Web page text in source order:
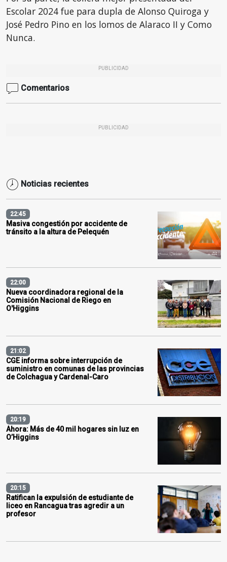
Escolar 2024 fue para dupla de Alonso Quiroga y
José Pedro Pino en los lomos de Alaraco II y Como
Nunca.
PUBLICIDAD
Comentarios
PUBLICIDAD
Noticias recientes
22:45
Masiva congestión por accidente de
tránsito a la altura de Pelequén
22:00
Nueva coordinadora regional de la
Comisión Nacional de Riego en
O'Higgins
21:02
CGE informa sobre interrupción de
suministro en comunas de las provincias
de Colchagua y Cardenal-Caro
20:19
Ahora: Más de 40 mil hogares sin luz en
O’Higgins
20:15
Ratifican la expulsión de estudiante de
liceo en Rancagua tras agredir a un
profesor